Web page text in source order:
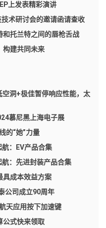
上发表精彩演讲
术研讨会的邀请函请查收
托兰特之间的唇枪舌战
构建共同未来
洞+极佳暂停响应性能，太
慕尼黑上海电子展
的“她”力量
：EV产品合集
：先进封装产品合集
具成本效益方案
公司成立90周年
天应用按下加速键
公式快来领取